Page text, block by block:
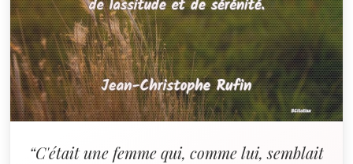
“C'était une femme qui, comme lui, semblait